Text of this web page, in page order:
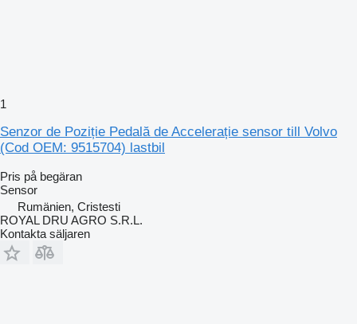
1
Senzor de Poziție Pedală de Accelerație sensor till Volvo
(Cod OEM: 9515704) lastbil
Pris på begäran
Sensor
Rumänien, Cristesti
ROYAL DRU AGRO S.R.L.
Kontakta säljaren